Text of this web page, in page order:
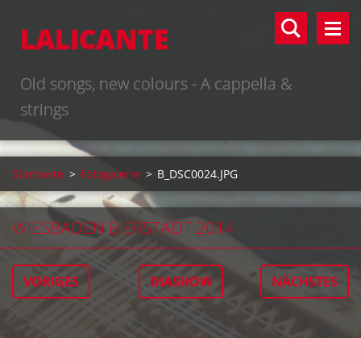
LALICANTE
Old songs, new colours - A cappella &
strings
Startseite > Fotogalerie > B_DSC0024.JPG
WIESBADEN BIERSTADT 2014
VORIGES DIASHOW NÄCHSTES